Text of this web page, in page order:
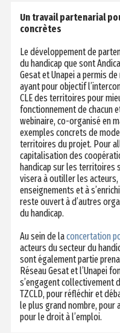
Un travail partenarial
concrètes
Le développement de
du handicap que sont
Gesat et Unapei a permis
ayant pour objectif
CLE des territoires pour
fonctionnement de chacun
webinaire, co-organisé en
exemples concrets de
territoires du projet. Pour
capitalisation des
handicap sur les territoires
visera à outiller les
enseignements et à
reste ouvert à d’autres
du handicap.
Au sein de laconcertation
acteurs du secteur du
sont également partie
Réseau Gesat et l’Unapei
s’engagent collectivement
TZCLD, pour réfléchir et
le plus grand nombre, pour
pour le droit à l’emploi.